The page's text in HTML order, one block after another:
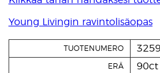
Young Livingin ravintolisäopas
TUOTENUMERO
ERÄ 90ct